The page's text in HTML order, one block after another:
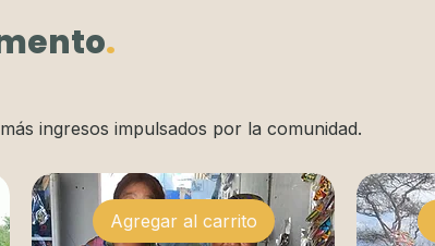
.
ingresos impulsados por la comunidad.
Agregar al carrito